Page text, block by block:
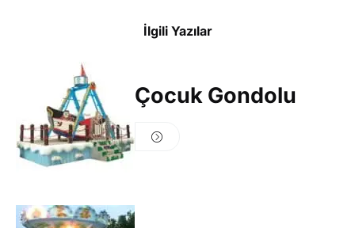
İlgili Yazılar
Çocuk Gondolu